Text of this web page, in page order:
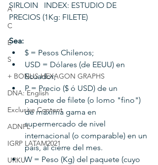
A
C
E
S
+ BONUS HEXAGON GRAPHS
DNA: English
Exclusive Content
ADNPL
IGRP LATAM2021
URKU
SIRLOIN   INDEX: ESTUDIO DE
PRECIOS (1Kg: FILETE)
Sea:
$ = Pesos Chilenos;
USD = Dólares (de EEUU) en
Ecuador;
P = Precio ($ ó USD) de un
paquete de filete (o lomo "fino")
de máxima gama en
supermercado de nivel
internacional (o comparable) en un
país, al cierre del mes.
W = Peso (Kg) del paquete (cuyo